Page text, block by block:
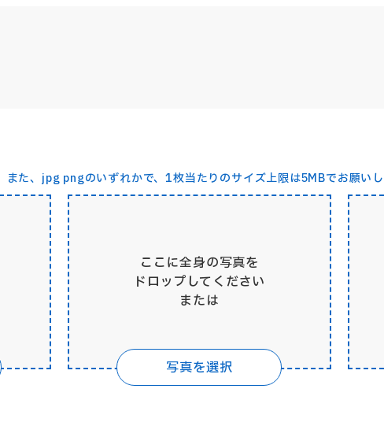
また、jpg pngのいずれかで、1枚当たりのサイズ上限は5MBでお願い
ここに全身の写真を
ドロップしてください
または
写真を選択